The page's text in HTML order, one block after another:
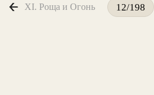
XI. Роща и Огонь 12/198